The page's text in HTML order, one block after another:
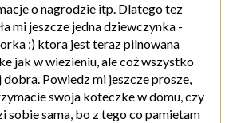
o nagrodzie itp. Dlatego tez
mi jeszcze jedna dziewczynka -
;) ktora jest teraz pilnowana
jak w wiezieniu, ale coż wszystko
dobra. Powiedz mi jeszcze prosze,
swoja koteczke w domu, czy
sobie sama, bo z tego co pamietam